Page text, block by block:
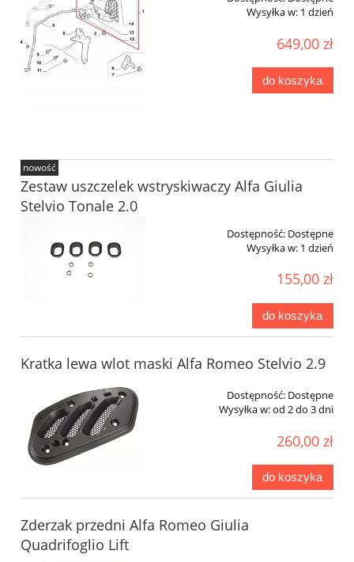
Wysyłka w: 1 dzień
649,00 zł
do koszyka
Zestaw uszczelek wstryskiwaczy Alfa Giulia
Stelvio Tonale 2.0
Dostępność: Dostępne
Wysyłka w: 1 dzień
155,00 zł
do koszyka
nowość
Kratka lewa wlot maski Alfa Romeo Stelvio 2.9
Dostępność: Dostępne
Wysyłka w:od 2 do 3 dni
260,00 zł
do koszyka
Zderzak przedni Alfa Romeo Giulia
Quadrifoglio Lift